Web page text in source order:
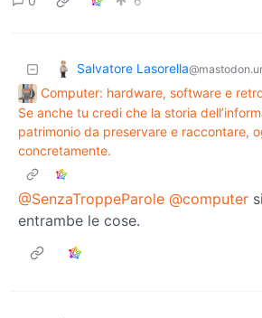
Salvatore Lasorella
Computer: hardware, software e
Se anche tu credi che la storia
patrimonio da preservare e raccontare,
concretamente.
@SenzaTroppeParole @computer
entrambe le cose.